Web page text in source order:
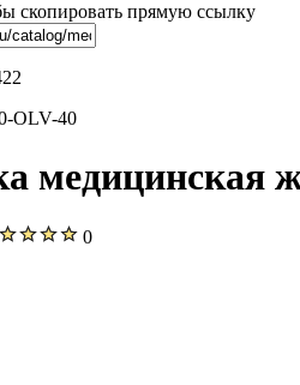
скопировать прямую ссылку
OLV-40
медицинская
0